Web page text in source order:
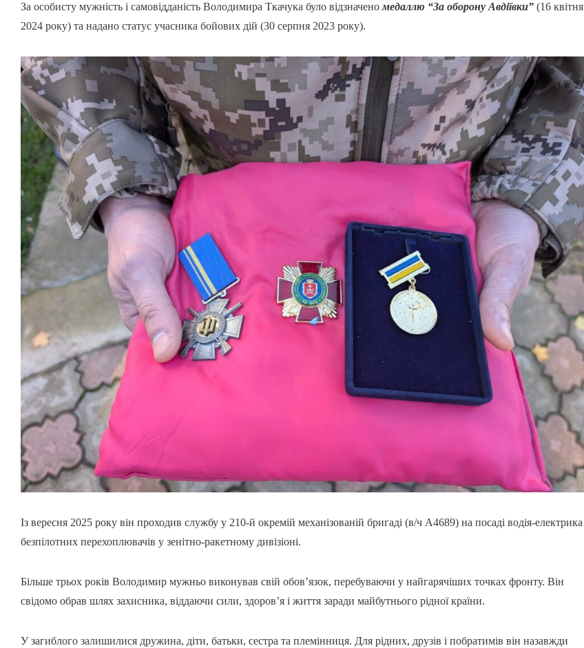
За особисту мужність і самовідданість Володимира Ткачука було відзначеномедаллю “За оборону Авдіївки” (16 квітня
2024 року) та надано статус учасника бойових дій (30 серпня 2023 року).
Із вересня 2025 року він проходив службу у 210-й окремій механізованій бригаді (в/ч А4689) на посаді водія-електрика
безпілотних перехоплювачів у зенітно-ракетному дивізіоні.
Більше трьох років Володимир мужньо виконував свій обов’язок, перебуваючи у найгарячіших точках фронту. Він
свідомо обрав шлях захисника, віддаючи сили, здоров’я і життя заради майбутнього рідної країни.
У загиблого залишилися дружина, діти, батьки, сестра та племінниця. Для рідних, друзів і побратимів він назавжди